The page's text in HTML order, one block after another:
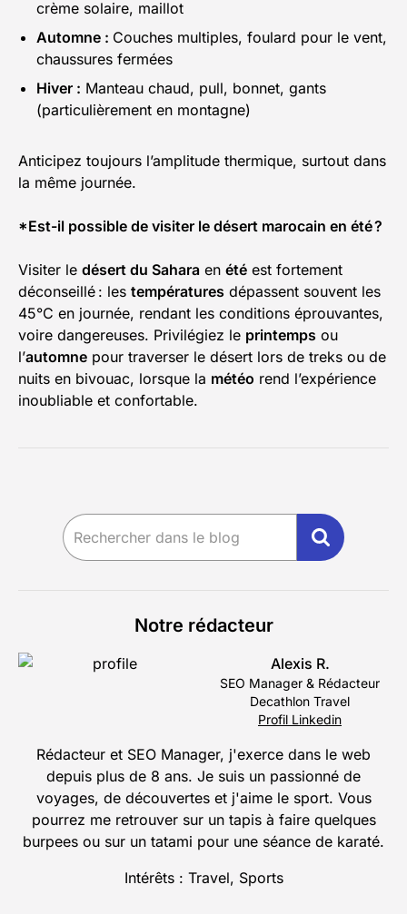
crème solaire, maillot
Automne : Couches multiples, foulard pour le vent,
chaussures fermées
Hiver : Manteau chaud, pull, bonnet, gants
(particulièrement en montagne)
Anticipez toujours l’amplitude thermique, surtout dans
la même journée.
*Est-il possible de visiter le désert marocain en été ?
Visiter le désert du Sahara en été est fortement
déconseillé : les températures dépassent souvent les
45°C en journée, rendant les conditions éprouvantes,
voire dangereuses. Privilégiez le printemps ou
l’automne pour traverser le désert lors de treks ou de
nuits en bivouac, lorsque la météo rend l’expérience
inoubliable et confortable.
Notre rédacteur
Alexis R.
SEO Manager & Rédacteur
Decathlon Travel
Profil Linkedin
Rédacteur et SEO Manager, j'exerce dans le web
depuis plus de 8 ans. Je suis un passionné de
voyages, de découvertes et j'aime le sport. Vous
pourrez me retrouver sur un tapis à faire quelques
burpees ou sur un tatami pour une séance de karaté.
Intérêts : Travel, Sports